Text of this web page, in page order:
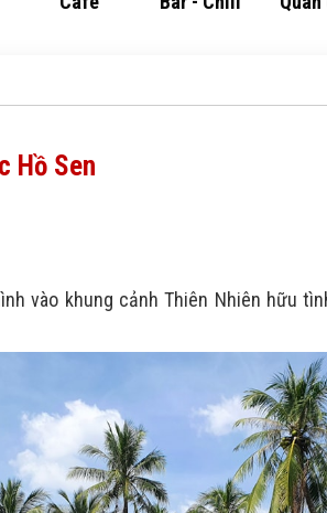
Hồ Sen
vào khung cảnh Thiên Nhiên hữu